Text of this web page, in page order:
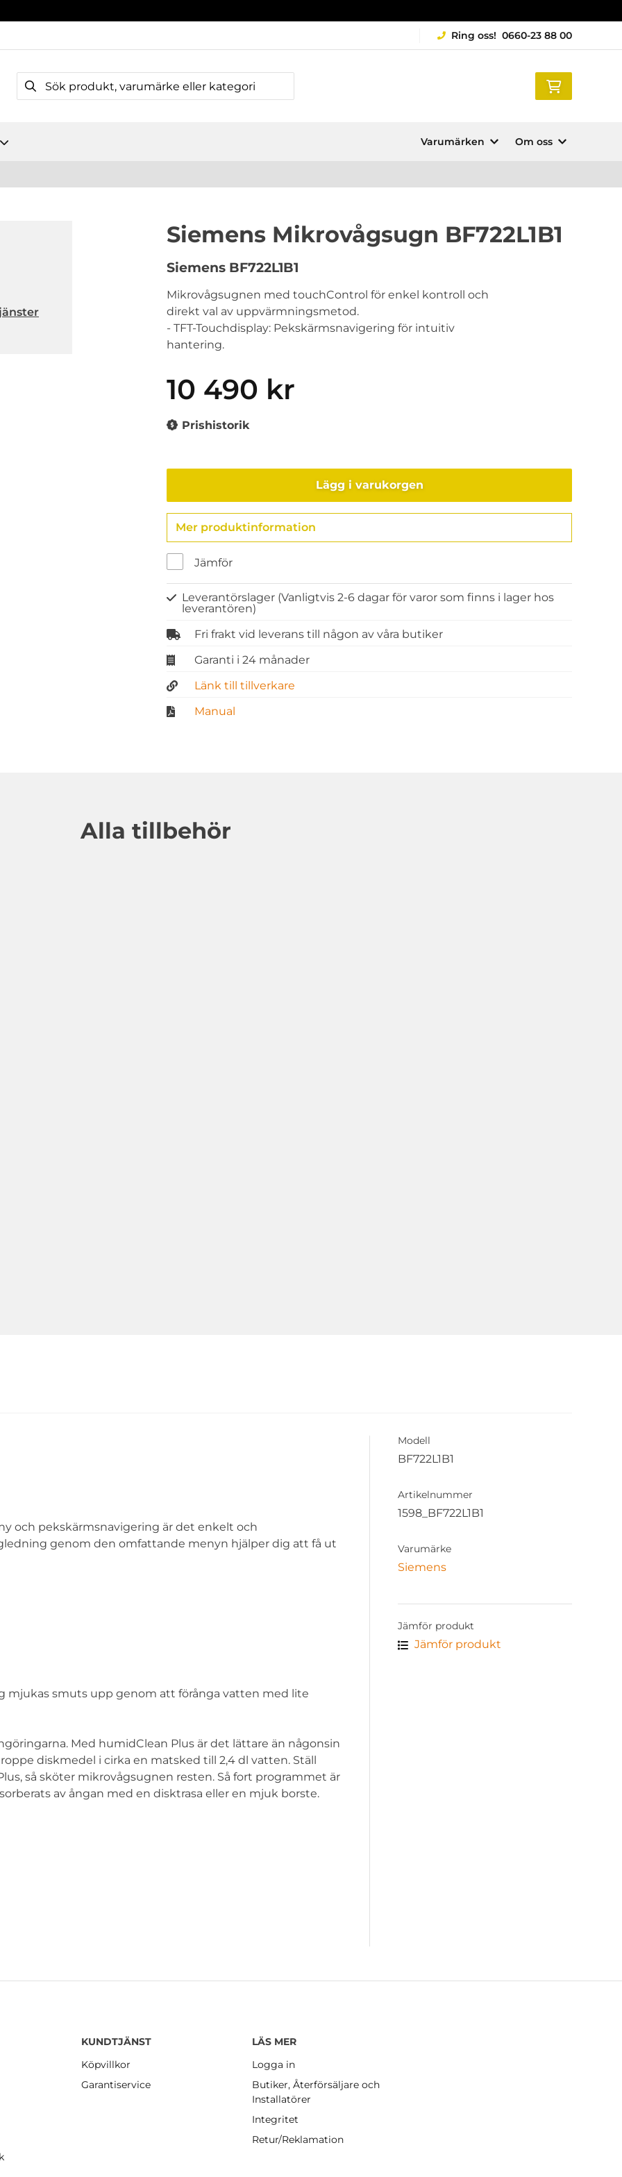
Ring oss! 0660-23 88 00
Varumärken Om oss
Siemens Mikrovågsugn BF722L1B1
Siemens BF722L1B1
Mikrovågsugnen med touchControl för enkel kontroll och
direkt val av uppvärmningsmetod.
- TFT-Touchdisplay: Pekskärmsnavigering för intuitiv
hantering.
10 490 kr
Prishistorik
Lägg i varukorgen
Mer produktinformation
Jämför
Leverantörslager (Vanligtvis 2-6 dagar för varor som finns i lager hos
leverantören)
Fri frakt vid leverans till någon av våra butiker
Garanti i 24 månader
Länk till tillverkare
Manual
Alla tillbehör
och pekskärmsnavigering är det enkelt och
genom den omfattande menyn hjälper dig att få ut
mjukas smuts upp genom att förånga vatten med lite
Med humidClean Plus är det lättare än någonsin
diskmedel i cirka en matsked till 2,4 dl vatten. Ställ
så sköter mikrovågsugnen resten. Så fort programmet är
av ångan med en disktrasa eller en mjuk borste.
Modell
BF722L1B1
Artikelnummer
1598_BF722L1B1
Varumärke
Siemens
Jämför produkt
Jämför produkt
KUNDTJÄNST
Köpvillkor
Garantiservice
LÄS MER
Logga in
Butiker, Återförsäljare och
Installatörer
Integritet
Retur/Reklamation